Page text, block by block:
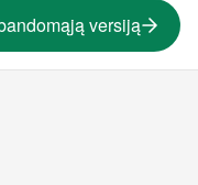
versiją